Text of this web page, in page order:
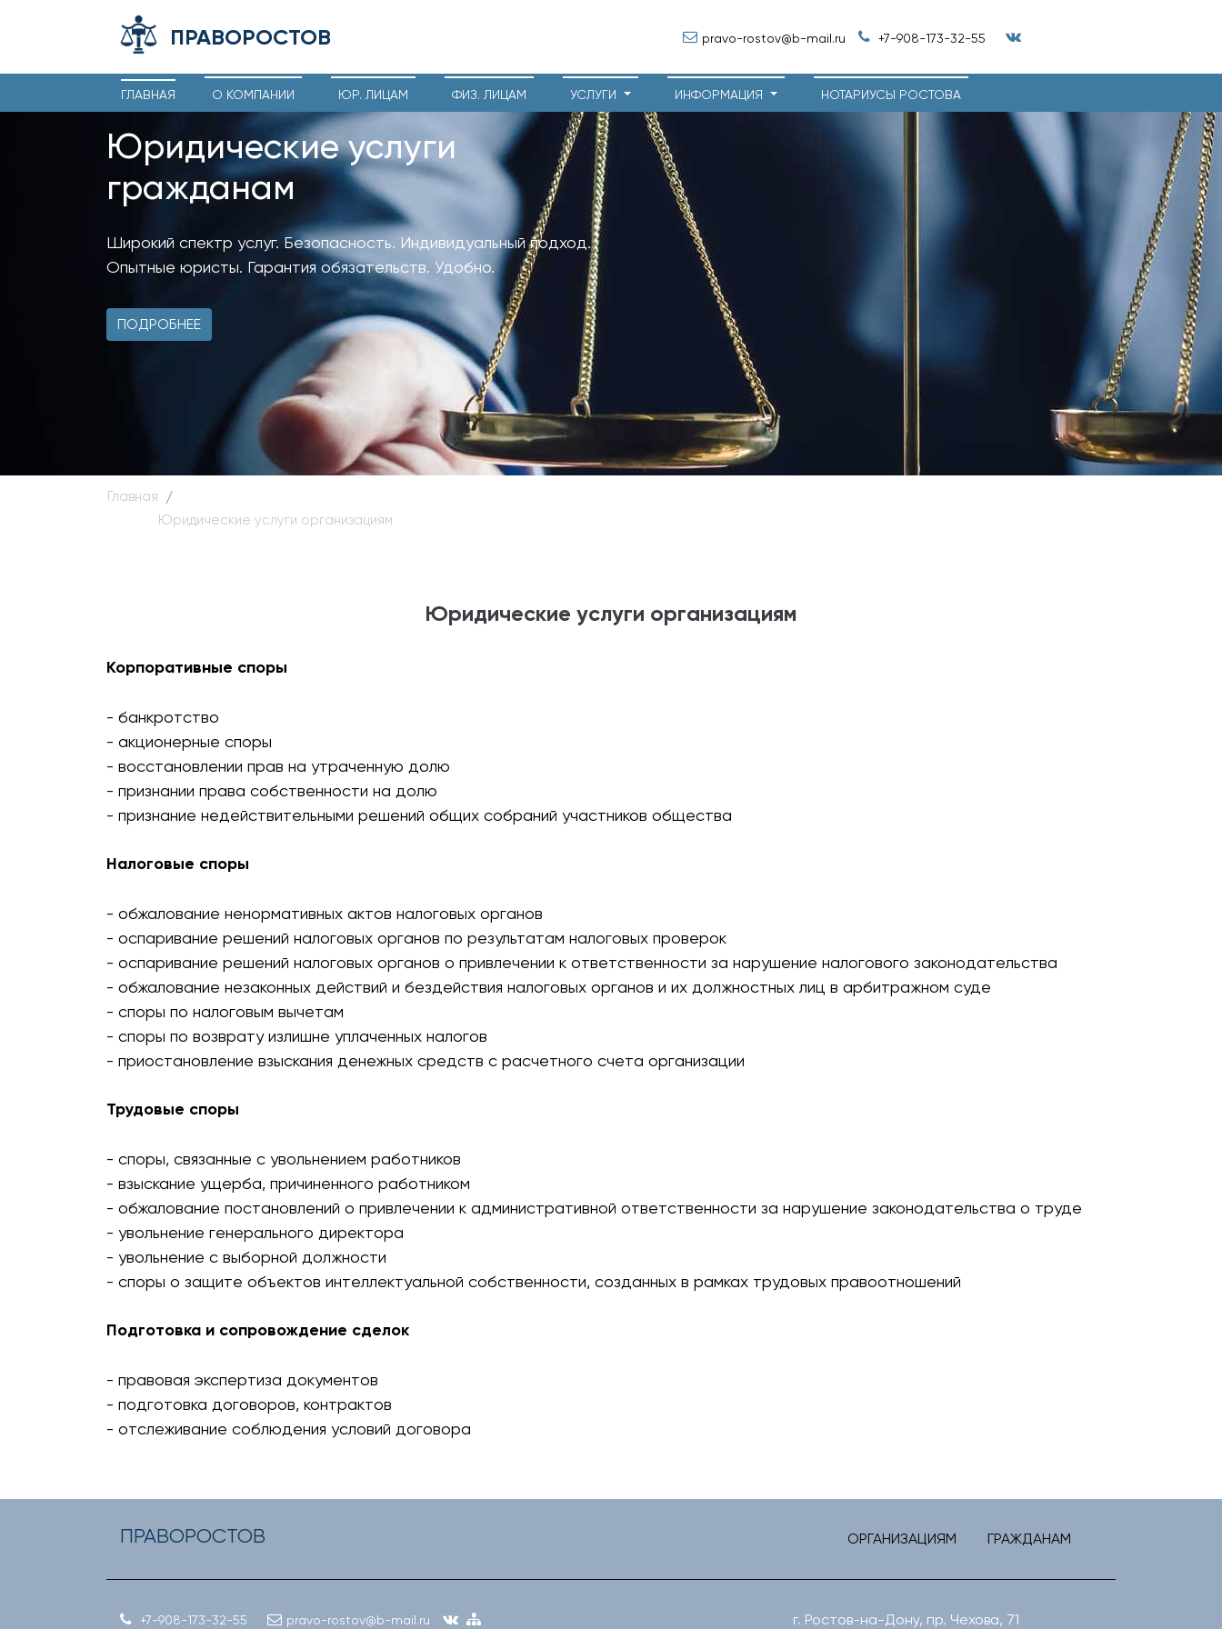
ПРАВОРОСТОВ pravo-rostov@b-mail.ru +7-908-173-32-55
ГЛАВНАЯ О КОМПАНИИ ЮР. ЛИЦАМ ФИЗ. ЛИЦАМ УСЛУГИ ИНФОРМАЦИЯ НОТАРИУСЫ РОСТОВА
Юридические услуги
гражданам
Широкий спектр услуг. Безопасность. Индивидуальный подход.
Опытные юристы. Гарантия обязательств. Удобно.
ПОДРОБНЕЕ
Главная
Юридические услуги организациям
Юридические услуги организациям
Корпоративные споры
- банкротство
- акционерные споры
- восстановлении прав на утраченную долю
- признании права собственности на долю
- признание недействительными решений общих собраний участников общества
Налоговые споры
- обжалование ненормативных актов налоговых органов
- оспаривание решений налоговых органов по результатам налоговых проверок
- оспаривание решений налоговых органов о привлечении к ответственности за нарушение налогового законодательства
- обжалование незаконных действий и бездействия налоговых органов и их должностных лиц в арбитражном суде
- споры по налоговым вычетам
- споры по возврату излишне уплаченных налогов
- приостановление взыскания денежных средств с расчетного счета организации
Трудовые споры
- споры, связанные с увольнением работников
- взыскание ущерба, причиненного работником
- обжалование постановлений о привлечении к административной ответственности за нарушение законодательства о труде
- увольнение генерального директора
- увольнение с выборной должности
- споры о защите объектов интеллектуальной собственности, созданных в рамках трудовых правоотношений
Подготовка и сопровождение сделок
- правовая экспертиза документов
- подготовка договоров, контрактов
- отслеживание соблюдения условий договора
ПРАВОРОСТОВ ОРГАНИЗАЦИЯМ ГРАЖДАНАМ
+7-908-173-32-55 pravo-rostov@b-mail.ru г. Ростов-на-Дону, пр. Чехова, 71